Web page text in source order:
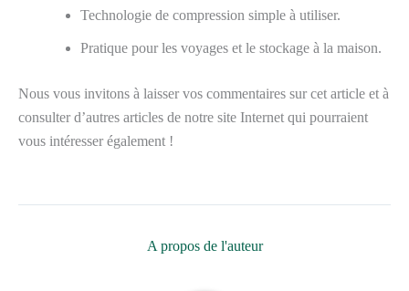
Technologie de compression simple à utiliser.
Pratique pour les voyages et le stockage à la maison.
Nous vous invitons à laisser vos commentaires sur cet article et à
consulter d’autres articles de notre site Internet qui pourraient
vous intéresser également !
A propos de l'auteur